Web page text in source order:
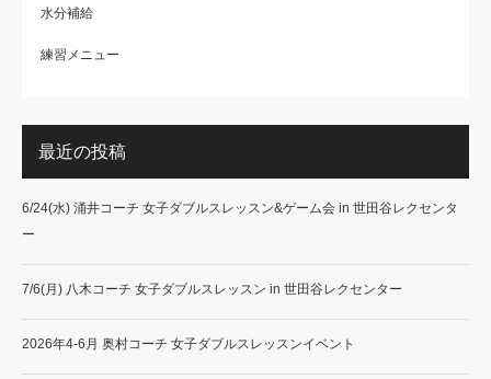
水分補給
練習メニュー
最近の投稿
6/24(水) 涌井コーチ 女子ダブルスレッスン&ゲーム会 in 世田谷レクセンタ
ー
7/6(月) 八木コーチ 女子ダブルスレッスン in 世田谷レクセンター
2026年4-6月 奥村コーチ 女子ダブルスレッスンイベント